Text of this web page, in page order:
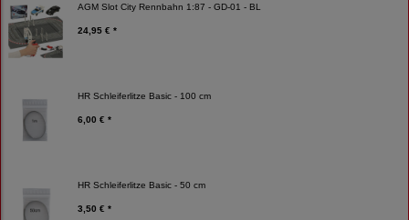
AGM Slot City Rennbahn 1:87 - GD-01 - BL
24,95 € *
HR Schleiferlitze Basic - 100 cm
6,00 € *
HR Schleiferlitze Basic - 50 cm
3,50 € *